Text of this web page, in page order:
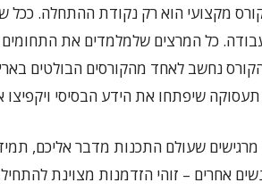
מקצועי הוא רק נקודת ההתחלה.
כל המרצים שלמלמדים את התחומים
נחשב לאחד מהקורסים הבולטים
שיפתחו את הידע הבסיסי
שעולם התכנות מדבר אליכם,
אחרים – זוהי הזדמנות מצוינת